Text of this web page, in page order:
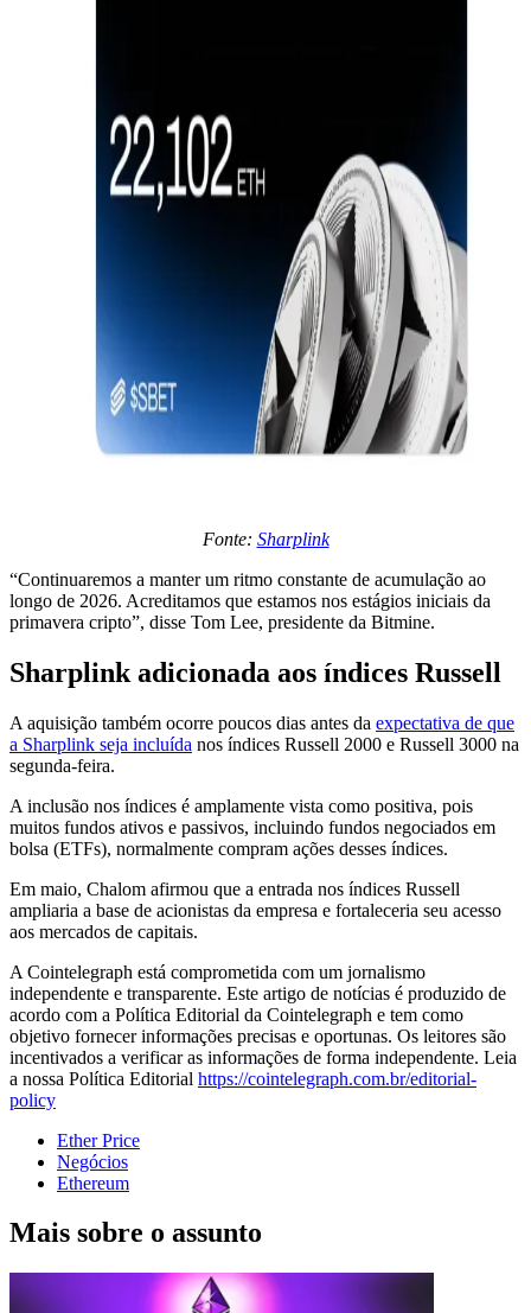
Fonte: Sharplink
“Continuaremos a manter um ritmo constante de acumulação ao
longo de 2026. Acreditamos que estamos nos estágios iniciais da
primavera cripto”, disse Tom Lee, presidente da Bitmine.
Sharplink adicionada aos índices Russell
A aquisição também ocorre poucos dias antes da expectativa de que
a Sharplink seja incluída nos índices Russell 2000 e Russell 3000 na
segunda-feira.
A inclusão nos índices é amplamente vista como positiva, pois
muitos fundos ativos e passivos, incluindo fundos negociados em
bolsa (ETFs), normalmente compram ações desses índices.
Em maio, Chalom afirmou que a entrada nos índices Russell
ampliaria a base de acionistas da empresa e fortaleceria seu acesso
aos mercados de capitais.
A Cointelegraph está comprometida com um jornalismo
independente e transparente. Este artigo de notícias é produzido de
acordo com a Política Editorial da Cointelegraph e tem como
objetivo fornecer informações precisas e oportunas. Os leitores são
incentivados a verificar as informações de forma independente. Leia
a nossa Política Editorial https://cointelegraph.com.br/editorial-
policy
Ether Price
Negócios
Ethereum
Mais sobre o assunto